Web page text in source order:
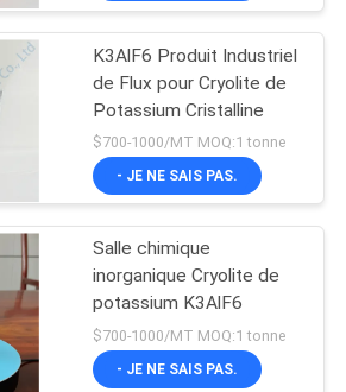
K3AlF6 Produit Industriel
de Flux pour Cryolite de
Potassium Cristalline
$700-1000/MT MOQ:1 tonne
- JE NE SAIS PAS.
Salle chimique
inorganique Cryolite de
potassium K3AlF6
$700-1000/MT MOQ:1 tonne
- JE NE SAIS PAS.